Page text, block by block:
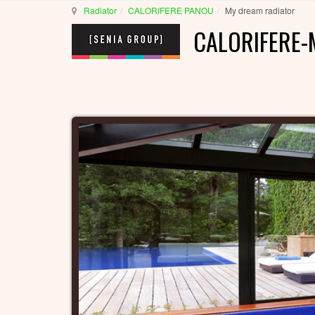
Radiator CALORIFERE PANOU My dream radiator